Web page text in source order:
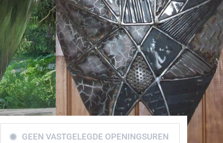
GEEN VASTGELEGDE OPENINGSUREN